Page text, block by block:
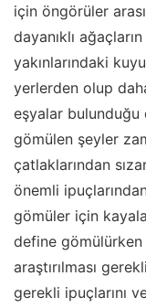
için öngörüler
dayanıklı
yakınlarındaki
yerlerden olup
eşyalar bulunduğu
gömülen şeyler
çatlaklarından
önemli
gömüler için
define gömülürken
araştırılması
gerekli ipuçlarını